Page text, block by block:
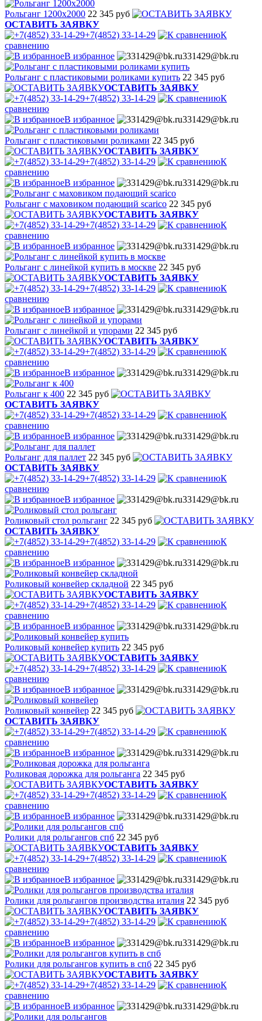
Рольганг 1200х2000 22 345 руб
ОСТАВИТЬ ЗАЯВКУ
+7(4852) 33-14-29
К
сравнению
В избранное
331429@bk.ru
Рольганг с пластиковыми роликами купить 22 345 руб
ОСТАВИТЬ ЗАЯВКУ
+7(4852) 33-14-29
К
сравнению
В избранное
331429@bk.ru
Рольганг с пластиковыми роликами 22 345 руб
ОСТАВИТЬ ЗАЯВКУ
+7(4852) 33-14-29
К
сравнению
В избранное
331429@bk.ru
Рольганг с маховиком подающий scarico 22 345 руб
ОСТАВИТЬ ЗАЯВКУ
+7(4852) 33-14-29
К
сравнению
В избранное
331429@bk.ru
Рольганг с линейкой купить в москве 22 345 руб
ОСТАВИТЬ ЗАЯВКУ
+7(4852) 33-14-29
К
сравнению
В избранное
331429@bk.ru
Рольганг с линейкой и упорами 22 345 руб
ОСТАВИТЬ ЗАЯВКУ
+7(4852) 33-14-29
К
сравнению
В избранное
331429@bk.ru
Рольганг к 400 22 345 руб
ОСТАВИТЬ ЗАЯВКУ
+7(4852) 33-14-29
К
сравнению
В избранное
331429@bk.ru
Рольганг для паллет 22 345 руб
ОСТАВИТЬ ЗАЯВКУ
+7(4852) 33-14-29
К
сравнению
В избранное
331429@bk.ru
Роликовый стол рольганг 22 345 руб
ОСТАВИТЬ ЗАЯВКУ
+7(4852) 33-14-29
К
сравнению
В избранное
331429@bk.ru
Роликовый конвейер складной 22 345 руб
ОСТАВИТЬ ЗАЯВКУ
+7(4852) 33-14-29
К
сравнению
В избранное
331429@bk.ru
Роликовый конвейер купить 22 345 руб
ОСТАВИТЬ ЗАЯВКУ
+7(4852) 33-14-29
К
сравнению
В избранное
331429@bk.ru
Роликовый конвейер 22 345 руб
ОСТАВИТЬ ЗАЯВКУ
+7(4852) 33-14-29
К
сравнению
В избранное
331429@bk.ru
Роликовая дорожка для рольганга 22 345 руб
ОСТАВИТЬ ЗАЯВКУ
+7(4852) 33-14-29
К
сравнению
В избранное
331429@bk.ru
Ролики для рольгангов спб 22 345 руб
ОСТАВИТЬ ЗАЯВКУ
+7(4852) 33-14-29
К
сравнению
В избранное
331429@bk.ru
Ролики для рольгангов производства италия 22 345 руб
ОСТАВИТЬ ЗАЯВКУ
+7(4852) 33-14-29
К
сравнению
В избранное
331429@bk.ru
Ролики для рольгангов купить в спб 22 345 руб
ОСТАВИТЬ ЗАЯВКУ
+7(4852) 33-14-29
К
сравнению
В избранное
331429@bk.ru